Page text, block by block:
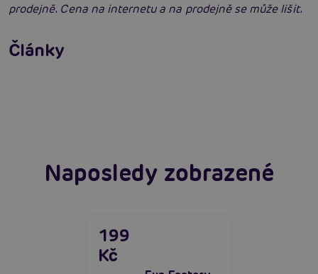
prodejně. Cena na internetu a na prodejně se může lišit.
Články
Venušiny kuličky: Detailní rádce výběrem
Číst více
Erotická inteligence: Příručka Sexiomů
Naposledy zobrazené
199
Kč